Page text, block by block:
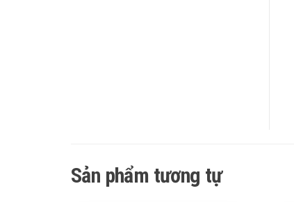
Sản phẩm tương tự